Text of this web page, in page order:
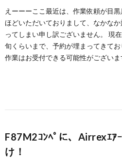
えーーーここ最近は、作業依頼が目
ほどいただいておりまして、なかな
ってしまい申し訳ございません。 現
旬くらいまで、予約が埋まってきて
作業はお受付できる可能性がござい
F87M2ｺﾝﾍﾟに、Airrexｴｱ
け！